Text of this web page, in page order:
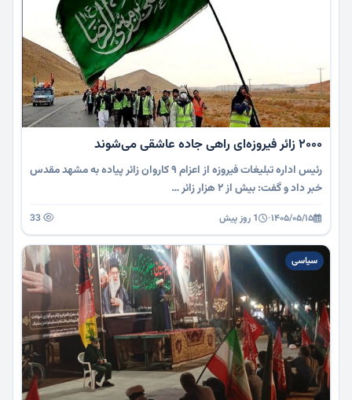
۲۰۰۰ زائر فیروزه‌ای راهی جاده عاشقی می‌شوند
رئیس اداره تبلیغات فیروزه از اعزام ۹ کاروان زائر پیاده به مشهد مقدس
خبر داد و گفت: بیش از ۲ هزار زائر …
۱۴۰۵/۰۵/۱۵· 1 روز پیش
سیاسی